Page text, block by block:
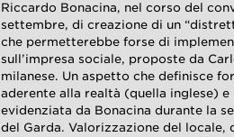
Riccardo Bonacina, nel corso del
settembre, di creazione di un
che permetterebbe forse di
sull’impresa sociale, proposte da
milanese. Un aspetto che definisce
aderente alla realtà (quella inglese)
evidenziata da Bonacina durante la
del Garda. Valorizzazione del